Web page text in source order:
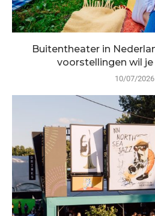
Buitentheater in
voorstellingen wil
10/07/2026